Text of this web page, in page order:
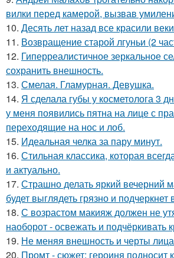
вилки перед камерой, вызвав
10. Десять лет назад все красили
11. Возвращение старой лгуньи (2
12. Гиперреалистичное зеркальное
сохранить внешность.
13. Смелая. Гламурная. Девушка.
14. Я сделала губы у косметолога 3
у меня появились пятна на лице с
переходящие на нос и лоб.
15. Идеальная челка за пару минут.
16. Стильная классика, которая
и актуально.
17. Страшно делать яркий вечерний
будет выглядеть грязно и
18. С возрастом макияж должен не
наоборот - освежать и подчёркивать
19. Не меняя внешность и черты
20. Промт - сюжет: героиня подносит